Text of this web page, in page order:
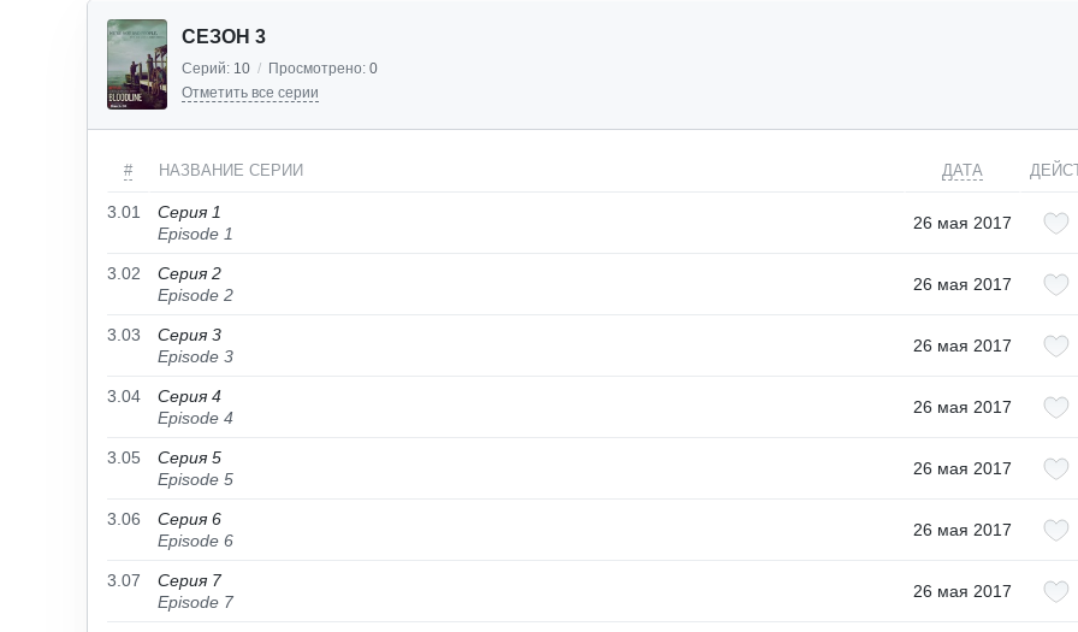
СЕЗОН 3
Серий: 10 / Просмотрено: 0
Отметить все серии
# НАЗВАНИЕ СЕРИИ ДАТА
3.01
Серия 1
Episode 1
26 мая 2017
3.02
Серия 2
Episode 2
26 мая 2017
3.03
Серия 3
Episode 3
26 мая 2017
3.04
Серия 4
Episode 4
26 мая 2017
3.05
Серия 5
Episode 5
26 мая 2017
3.06
Серия 6
Episode 6
26 мая 2017
3.07
Серия 7
Episode 7
26 мая 2017